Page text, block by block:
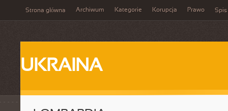
Strona główna Archiwum Kategorie Korupcja Prawo Spis
UKRAINA